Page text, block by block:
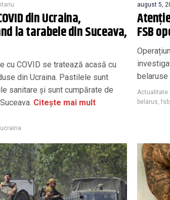
din Ucraina,
la tarabele din Suceava,
cu COVID se tratează acasă cu
din Ucraina. Pastilele sunt
sanitare și sunt cumpărate de
Citește mai mult
ucraina
august 5,
FSB
belaruse
Actualitate
belarus fsb